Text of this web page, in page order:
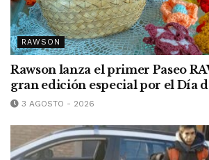
RAWSON
Rawson lanza el primer Paseo
gran edición especial por el Día
3 AGOSTO - 2026